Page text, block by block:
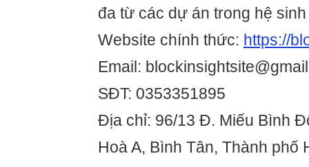
đa từ các dự án trong hệ
Website chính thức: https://
Email:
SĐT: 0353351895
Địa chỉ: 96/13 Đ. Miếu Bình
Hoà A, Bình Tân, Thành phố